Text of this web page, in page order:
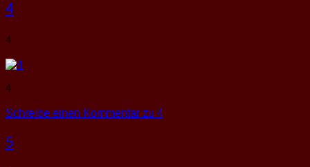
4
4
4
Schreibe einen Kommentar zu 4
5